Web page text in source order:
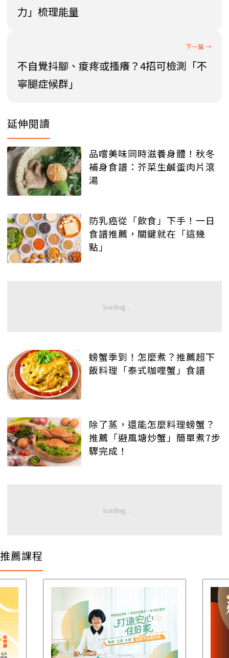
力」梳理能量
不自覺抖腳、痠疼或搔癢？4招可檢測「不
寧腿症候群」
延伸閱讀
品嚐美味同時滋養身體！秋冬
補身食譜：芥菜生鹹蛋肉片滾
湯
防乳癌從「飲食」下手！一日
食譜推薦，關鍵就在「這幾
點」
螃蟹季到！怎麼煮？推薦超下
飯料理「泰式咖哩蟹」食譜
除了蒸，還能怎麼料理螃蟹？
推薦「避風塘炒蟹」簡單煮7步
驟完成！
推薦課程